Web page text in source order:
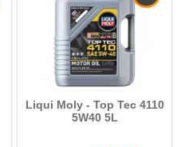
Liqui Moly - Top Tec 4110
5W40 5L